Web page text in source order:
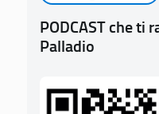
PODCAST che ti
Palladio